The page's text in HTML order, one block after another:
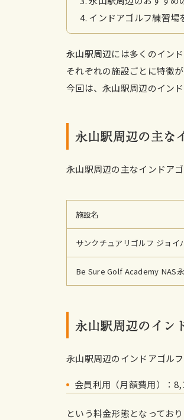
インドアゴルフ練習場
永山駅周辺には多くのイン
それぞれの施設ごとに特徴が
今回は、永山駅周辺のイン
永山駅周辺の主な
永山駅周辺の主なインドア
施設名
サンクチュアリゴルフ ジョイ
Be Sure Golf Academy NAS
永山駅周辺のイン
永山駅周辺のインドアゴルフ
会員利用（月額費用）：
という料金形態となっており